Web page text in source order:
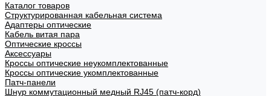
Каталог товаров
Структурированная кабельная система
Адаптеры оптические
Кабель витая пара
Оптические кроссы
Аксессуары
Кроссы оптические неукомплектованные
Кроссы оптические укомплектованные
Патч-панели
Шнур коммутационный медный RJ45 (патч-корд)